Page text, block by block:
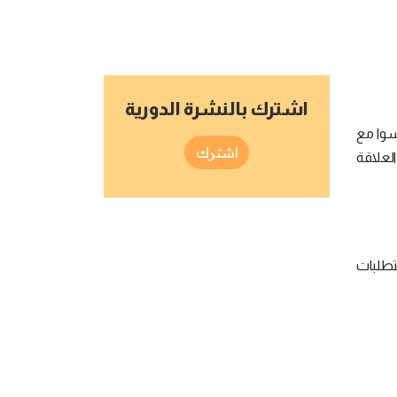
مع
اشترك بالنشرة الدورية
اشترك